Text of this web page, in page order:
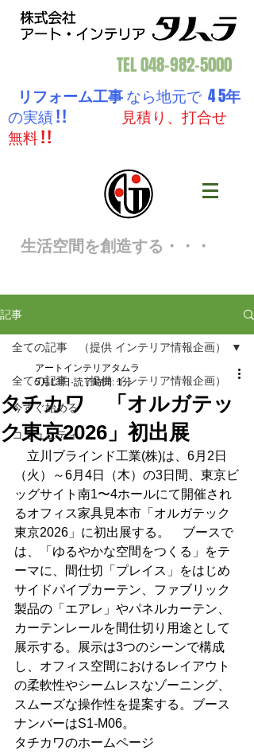
TEL048-982-5000
リフォーム工事なら地元で 4 5年
の実績 ! !
見積り、打合せ
無料 ! !
生活空間を創造する・・・
記事
全ての記事 （提供 インテリア情報企画）
今すぐ始める
コミュニティ
全ての記事 （提供 インテリア情報企画）
タチカワ 「オルガテッ
ク東京2026」初出展
アートインテリアタムラ
5月13日 読了時間: 1分
立川ブラインド工業(株)は、6月2日
（火）～6月4日（木）の3日間、東京ビ
ッグサイト南1〜4ホールにて開催され
るオフィス家具見本市「オルガテック
東京2026」に初出展する。　ブースで
は、「ゆるやかな空間をつくる」をテ
ーマに、間仕切「プレイス」をはじめ
サイドパイプカーテン、ファブリック
製品の「エアレ」やパネルカーテン、
カーテンレールを間仕切り用途として
展示する。展示は3つのシーンで構成
し、オフィス空間におけるレイアウト
の柔軟性やシームレスなゾーニング、
スムーズな操作性を提案する。ブース
ナンバーはS1-M06。
タチカワのホームページ